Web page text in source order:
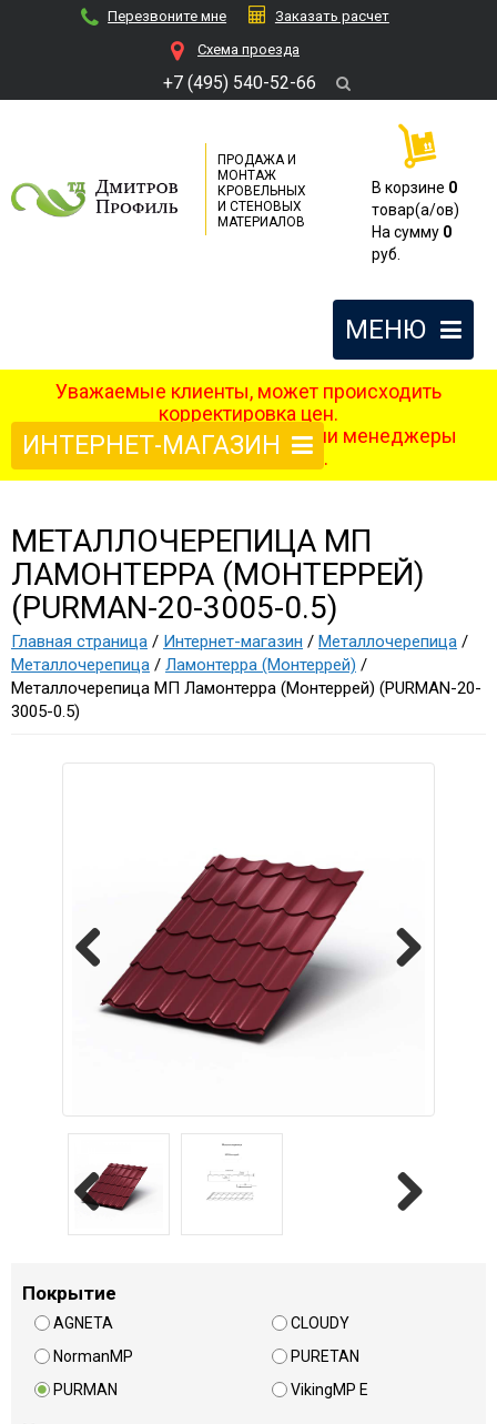
Перезвоните мне
Заказать расчет
Cхема проезда
+7 (495) 540-52-66
ПРОДАЖА И
МОНТАЖ
КРОВЕЛЬНЫХ
И СТЕНОВЫХ
МАТЕРИАЛОВ
В корзине 0
товар(a/ов)
На сумму 0
руб.
МЕНЮ
Уважаемые клиенты, может происходить
корректировка цен.
После оформления заказа наши менеджеры
свяжутся с вами.
ИНТЕРНЕТ-МАГАЗИН
МЕТАЛЛОЧЕРЕПИЦА МП
ЛАМОНТЕРРА (МОНТЕРРЕЙ)
(PURMAN-20-3005-0.5)
Главная страница / Интернет-магазин / Металлочерепица /
Металлочерепица / Ламонтерра (Монтеррей) /
Металлочерепица МП Ламонтерра (Монтеррей) (PURMAN-20-
3005-0.5)
Previous
Previous
Покрытие
AGNETA
CLOUDY
NormanMP
PURETAN
PURMAN
VikingMP E